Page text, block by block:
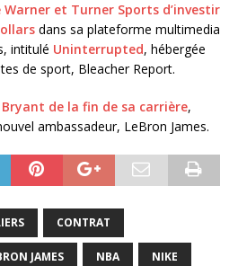
Warner et Turner Sports d’investir
dans sa plateforme multimedia
intitulé Uninterrupted, hébergée
de sport, Bleacher Report.
Bryant de la fin de sa carrière,
ambassadeur, LeBron James.
CONTRAT
JAMES NBA NIKE